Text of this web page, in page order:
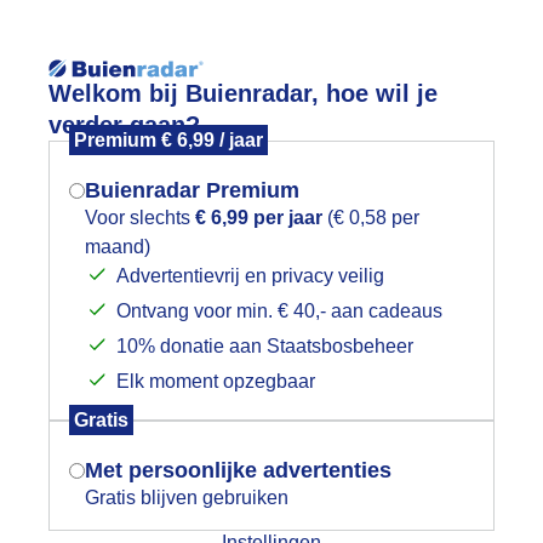
Welkom bij Buienradar, hoe wil je
verder gaan?
Premium € 6,99 / jaar
Buienradar Premium
Voor slechts € 6,99 per jaar (€ 0,58 per
maand)
Advertentievrij en privacy veilig
Ontvang voor min. € 40,- aan cadeaus
10% donatie aan Staatsbosbeheer
Elk moment opzegbaar
Gratis
Met persoonlijke advertenties
Gratis blijven gebruiken
Lees meer.
Foto en video Weerzine
Zoeken in
bft GENIETEN IN DE BRANDING
Mogen we je locatie gebruiken voor
het weer?
Indien je hier nog geen akkoord op hebt
gegeven, verschijnt er zo een pop-up uit
je browser waarin deze toestemming
gevraagd wordt.